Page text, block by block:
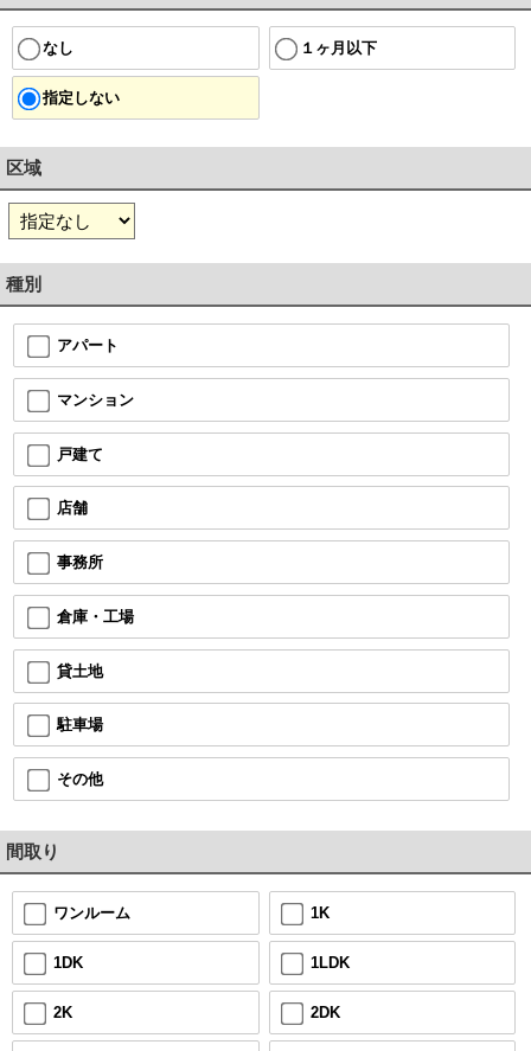
なし １ヶ月以下
指定しない
区域
種別
アパート
マンション
戸建て
店舗
事務所
倉庫・工場
貸土地
駐車場
その他
間取り
ワンルーム 1K
1DK 1LDK
2K 2DK